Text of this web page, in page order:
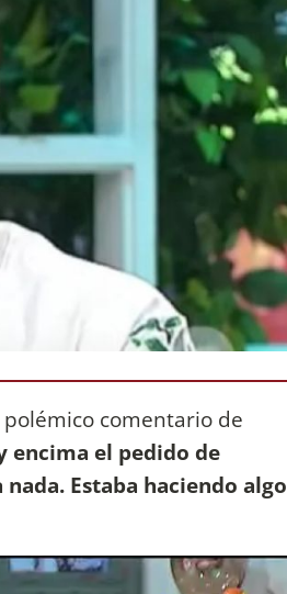
comentario de
encima el pedido de
Estaba haciendo algo